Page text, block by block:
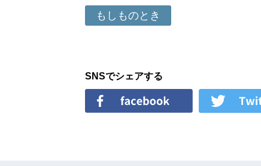
もしものとき
SNSでシェアする